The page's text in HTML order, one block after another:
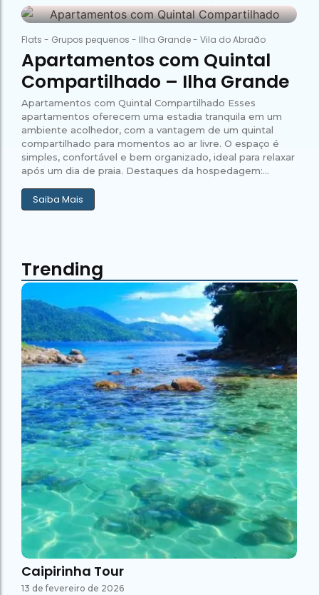
Paradisíacas
Gruta
Acaiá
Azul de
Escuna
Romântico
no Saco do
Despedida
de Solteira
Caipirinha
Tour na
Ilha
Grande
Passeio
Bate e
Volta
Rio x
Gruta
Acaiá
Lagoa
Azul de
Escuna
no Saco do
Céu
Despedida
de Solteira
Caipirinha
Tour na
Ilha
Grande
Passeio
Bate e
Volta
Rio x
Ilha
Grande
Flats - Grupos pequenos - Ilha Grande- Vila do Abraão
Apartamentos com Quintal
Compartilhado – Ilha Grande
Apartamentos com Quintal Compartilhado Esses
apartamentos oferecem uma estadia tranquila em um
ambiente acolhedor, com a vantagem de um quintal
compartilhado para momentos ao ar livre. O espaço é
simples, confortável e bem organizado, ideal para relaxar
após um dia de praia. Destaques da hospedagem:...
Saiba Mais
Trending
Caipirinha Tour
13 de fevereiro de 2026